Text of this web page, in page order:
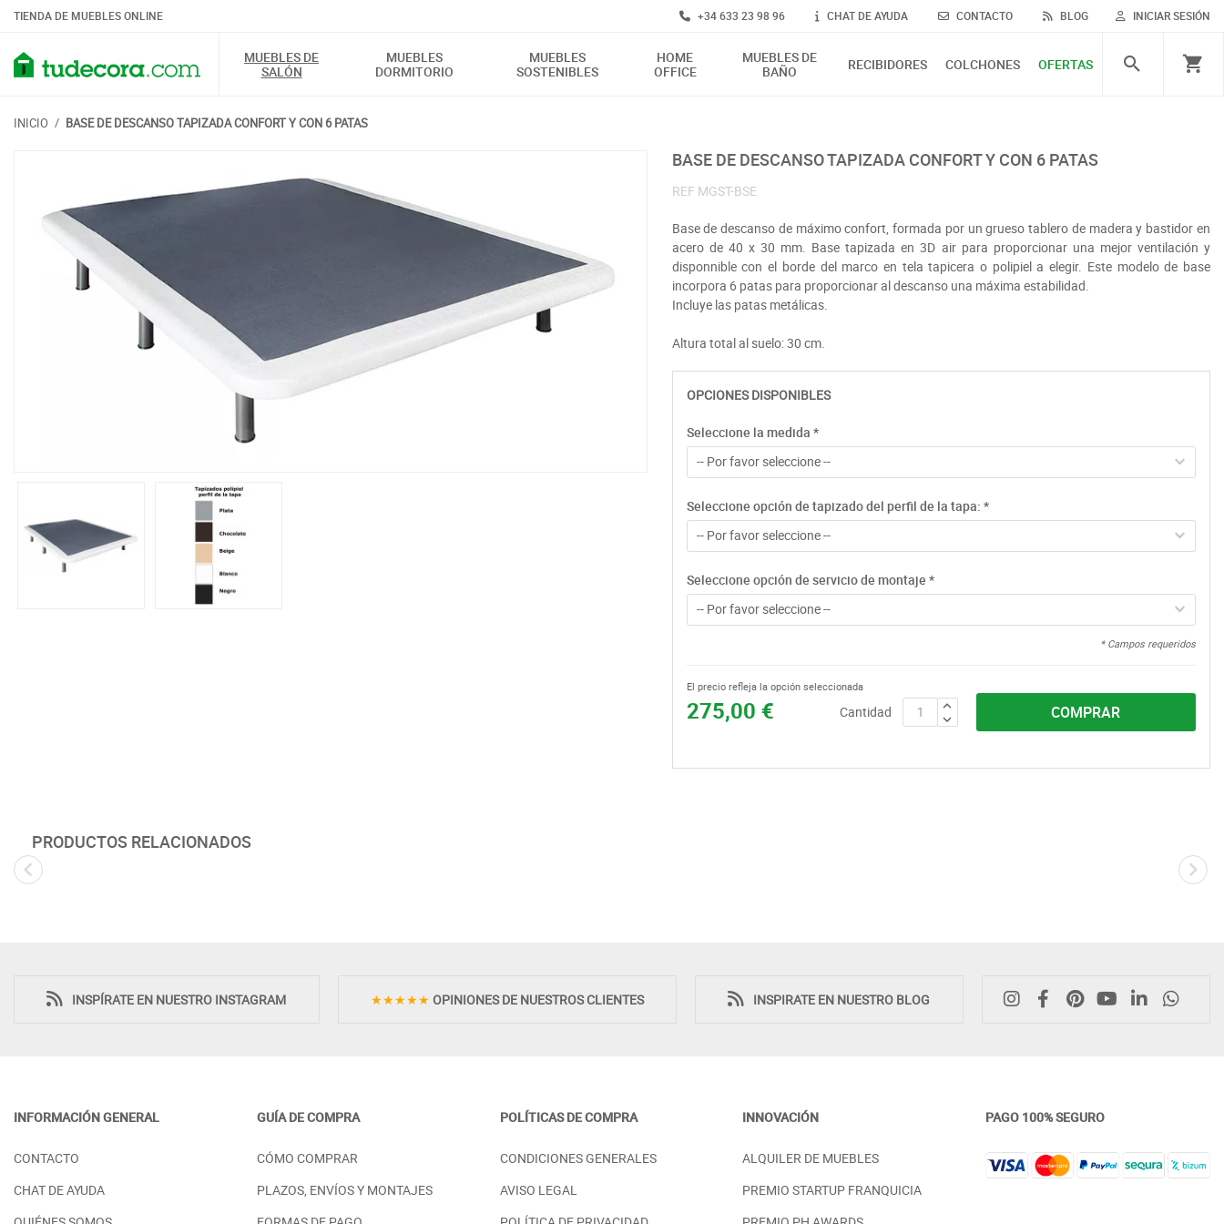
TIENDA DE MUEBLES ONLINE INICIAR SESIÓN
+34 633 23 98 96 CHAT DE AYUDA CONTACTO BLOG
MUEBLES DE
SALÓN
MUEBLES
DORMITORIO
MUEBLES
SOSTENIBLES
HOME
OFFICE
MUEBLES DE
BAÑO
RECIBIDORES COLCHONES OFERTAS
INICIO / BASE DE DESCANSO TAPIZADA CONFORT Y CON 6 PATAS
BASE DE DESCANSO TAPIZADA CONFORT Y CON 6 PATAS
REF MGST-BSE
Base de descanso de máximo confort, formada por un grueso tablero de madera y bastidor en
acero de 40 x 30 mm. Base tapizada en 3D air para proporcionar una mejor ventilación y
disponnible con el borde del marco en tela tapicera o polipiel a elegir. Este modelo de base
incorpora 6 patas para proporcionar al descanso una máxima estabilidad.
Incluye las patas metálicas.
Altura total al suelo: 30 cm.
OPCIONES DISPONIBLES
Seleccione la medida *
-- Por favor seleccione --
Seleccione opción de tapizado del perfil de la tapa: *
-- Por favor seleccione --
Seleccione opción de servicio de montaje *
-- Por favor seleccione --
* Campos requeridos
275,00 €
El precio refleja la opción seleccionada
Cantidad COMPRAR
PRODUCTOS RELACIONADOS
MODELO CAPRI
DESCANSO IDEAL PARA PAREJAS -
PRECIO DESDE: 1.100,00 €
SALUDABLE - MODELO
PRECIO DESDE:
ENSACADOS - MODELO JADE
696,00 €
FIRMEZA - MODELO VENUS
PRECIO DESDE:598,00 €
INSPÍRATE EN NUESTRO INSTAGRAM ★★★★★ OPINIONES DE NUESTROS CLIENTES INSPIRATE EN NUESTRO BLOG
INFORMACIÓN GENERAL
CONTACTO
CHAT DE AYUDA
GUÍA DE COMPRA
CÓMO COMPRAR
PLAZOS, ENVÍOS Y MONTAJES
POLÍTICAS DE COMPRA
CONDICIONES GENERALES
AVISO LEGAL
INNOVACIÓN
ALQUILER DE MUEBLES
PREMIO STARTUP FRANQUICIA
PAGO 100% SEGURO